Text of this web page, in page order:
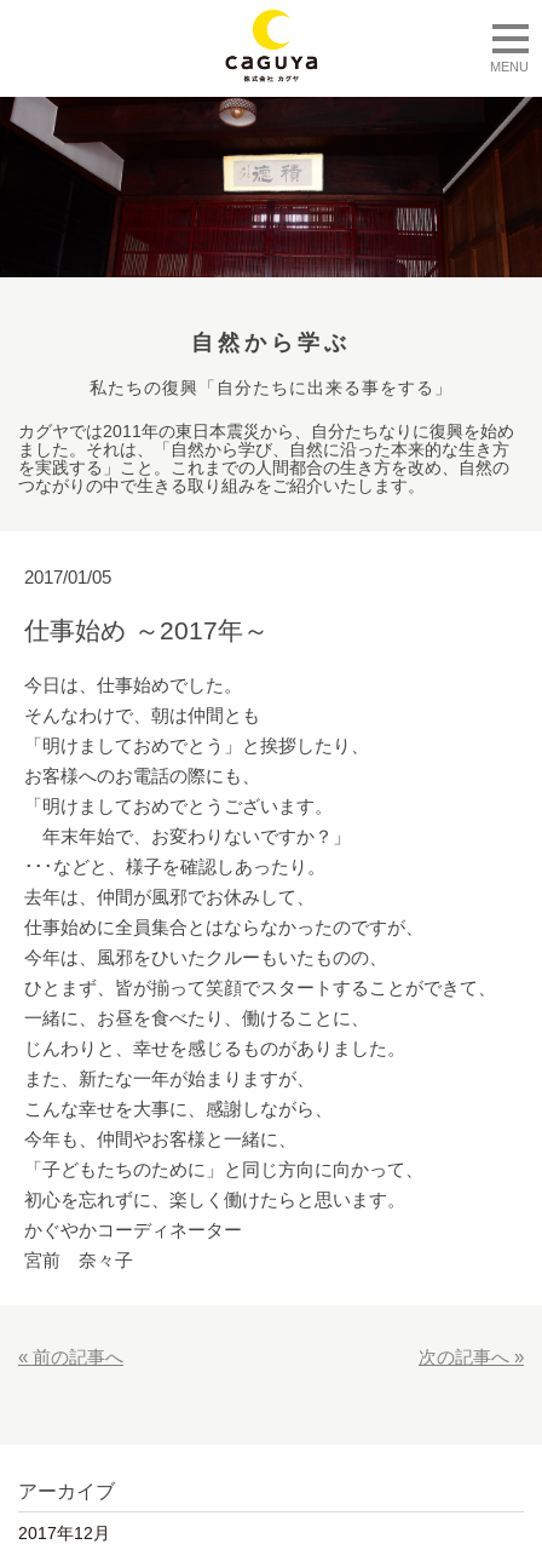
MENU
自然から学ぶ
私たちの復興「自分たちに出来る事をする」
カグヤでは2011年の東日本震災から、自分たちなりに復興を始め
ました。それは、「自然から学び、自然に沿った本来的な生き方
を実践する」こと。これまでの人間都合の生き方を改め、自然の
つながりの中で生きる取り組みをご紹介いたします。
2017/01/05
仕事始め ～2017年～
今日は、仕事始めでした。
そんなわけで、朝は仲間とも
「明けましておめでとう」と挨拶したり、
お客様へのお電話の際にも、
「明けましておめでとうございます。
年末年始で、お変わりないですか？」
･･･などと、様子を確認しあったり。
去年は、仲間が風邪でお休みして、
仕事始めに全員集合とはならなかったのですが、
今年は、風邪をひいたクルーもいたものの、
ひとまず、皆が揃って笑顔でスタートすることができて、
一緒に、お昼を食べたり、働けることに、
じんわりと、幸せを感じるものがありました。
また、新たな一年が始まりますが、
こんな幸せを大事に、感謝しながら、
今年も、仲間やお客様と一緒に、
「子どもたちのために」と同じ方向に向かって、
初心を忘れずに、楽しく働けたらと思います。
かぐやかコーディネーター
宮前 奈々子
« 前の記事へ 次の記事へ »
アーカイブ
2017年12月